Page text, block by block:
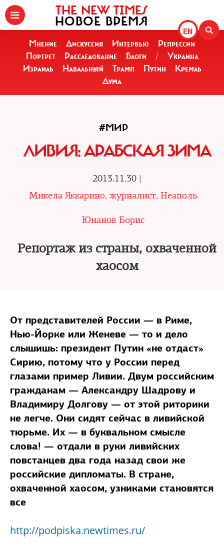
EN
THE NEW TIMES
НОВОЕ ВРЕМЯ
Мнение Дискуссия Интервью
Репрессии
Портрет
Расследование Блоги /
Украина
Израиль
Навальный Трамп Путин
Кремль
Дума
#МИР
ЛИВИЯ: АРАБСКАЯ ЗИМА
2013.11.30 |
Микела Яккарино, журналист, Неаполь
Юнанов Борис
Репортаж из страны, охваченной
хаосом
От представителей России — в Риме,
Нью-Йорке или Женеве — то и дело
слышишь: президент Путин «не отдаст»
Сирию, потому что у России перед
глазами пример Ливии. Двум российским
гражданам — Александру Шадрову и
Владимиру Долгову — от этой риторики
не легче. Они сидят сейчас в ливийской
тюрьме. Их — в буквальном смысле
слова! — отдали в руки ливийских
повстанцев два года назад свои же
российские дипломаты. В стране,
охваченной хаосом, узниками становятся
все
http://podpiska.newtimes.ru/